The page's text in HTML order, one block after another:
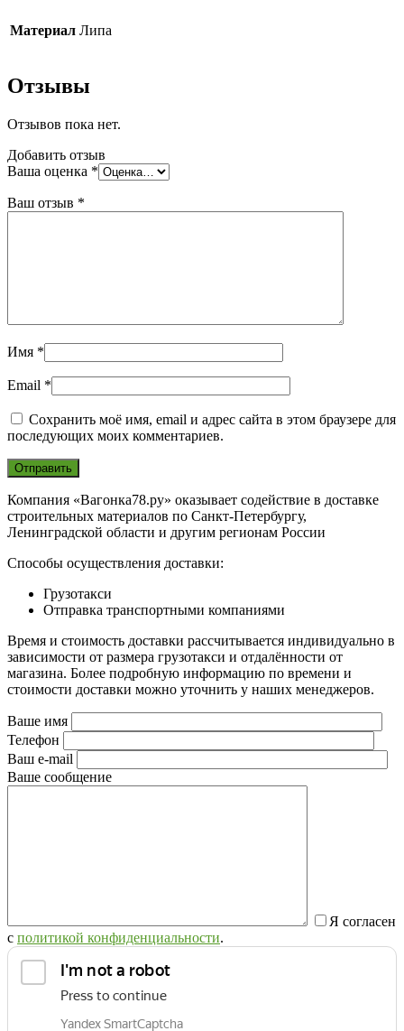
Материал Липа
Отзывы
Отзывов пока нет.
Добавить отзыв
Ваша оценка *
Ваш отзыв *
Имя *
Email *
Сохранить моё имя, email и адрес сайта в этом браузере для
последующих моих комментариев.
Компания «Вагонка78.ру» оказывает содействие в доставке
строительных материалов по Санкт-Петербургу,
Ленинградской области и другим регионам России
Способы осуществления доставки:
Грузотакси
Отправка транспортными компаниями
Время и стоимость доставки рассчитывается индивидуально в
зависимости от размера грузотакси и отдалённости от
магазина. Более подробную информацию по времени и
стоимости доставки можно уточнить у наших менеджеров.
Ваше имя
Телефон
Ваш e-mail
Ваше сообщение
Я согласен
с политикой конфиденциальности.